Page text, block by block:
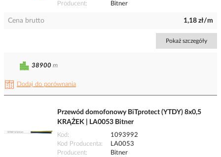
Producent
Bitner
Cena brutto 1,18 zł/m
Pokaż szczegóły
Dodaj do porównania
38900 m
Przewód domofonowy BiTprotect (YTDY) 8x0,5
KRĄŻEK | LA0053 Bitner
Kod
1093992
Kod Producenta
LA0053
Producent
Bitner